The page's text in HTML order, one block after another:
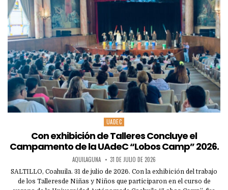
Posted
UADEC
Con exhibición de Talleres Concluye el
Campamento de la UAdeC “Lobos Camp” 2026.
AQUILAGUNA 31 DE JULIO DE 2026
SALTILLO, Coahuila. 31 de julio de 2026. Con la exhibición del trabajo
de los Talleresde Niñas y Niños que participaron en el curso de